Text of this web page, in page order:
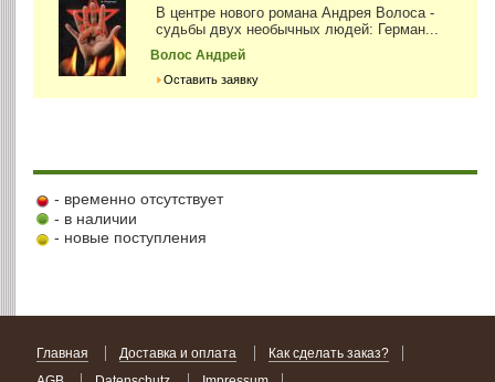
В центре нового романа Андрея Волоса -
судьбы двух необычных людей: Герман...
Волос Андрей
Оставить заявку
- временно отсутствует
- в наличии
- новые поступления
Главная Доставка и оплата
Как сделать заказ?